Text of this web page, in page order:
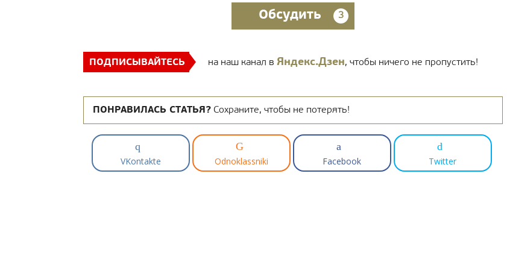
Обсудить 3
ПОДПИСЫВАЙТЕСЬ на наш канал в Яндекс.Дзен, чтобы ничего не пропустить!
ПОНРАВИЛАСЬ СТАТЬЯ? Сохраните, чтобы не потерять!
VKontakte Odnoklassniki Facebook Twitter